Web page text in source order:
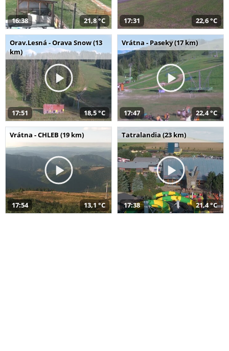
16:38 21,8 °C 17:31 22,6 °C
Orav.Lesná - Orava Snow (13
km)
17:51 18,5 °C
Vrátna - Paseky (17 km)
17:47 22,4 °C
Vrátna - CHLEB (19 km)
17:54 13,1 °C
Tatralandia (23 km)
17:38 21,4 °C